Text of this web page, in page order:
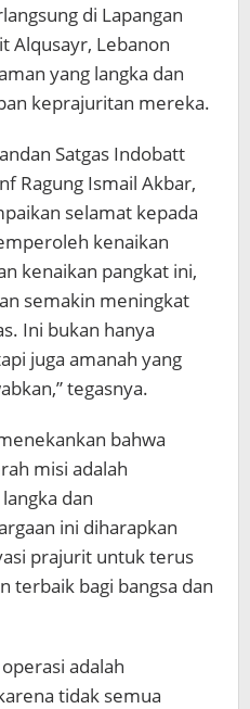
di Lapangan
Alqusayr, Lebanon
yang langka dan
keprajuritan mereka.
Satgas Indobatt
Ragung Ismail Akbar,
selamat kepada
kenaikan
kenaikan pangkat ini,
semakin meningkat
Ini bukan hanya
juga amanah yang
tegasnya.
bahwa
misi adalah
dan
ini diharapkan
prajurit untuk terus
terbaik bagi bangsa dan
adalah
tidak semua